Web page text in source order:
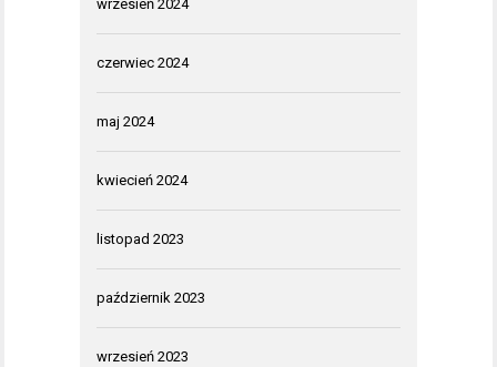
wrzesień 2024
czerwiec 2024
maj 2024
kwiecień 2024
listopad 2023
październik 2023
wrzesień 2023